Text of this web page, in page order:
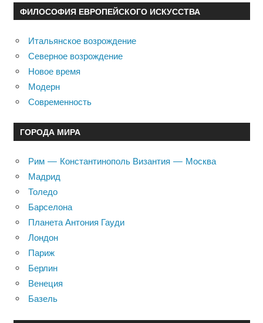
ФИЛОСОФИЯ ЕВРОПЕЙСКОГО ИСКУССТВА
Итальянское возрождение
Северное возрождение
Новое время
Модерн
Современность
ГОРОДА МИРА
Рим — Константинополь Византия — Москва
Мадрид
Толедо
Барселона
Планета Антония Гауди
Лондон
Париж
Берлин
Венеция
Базель